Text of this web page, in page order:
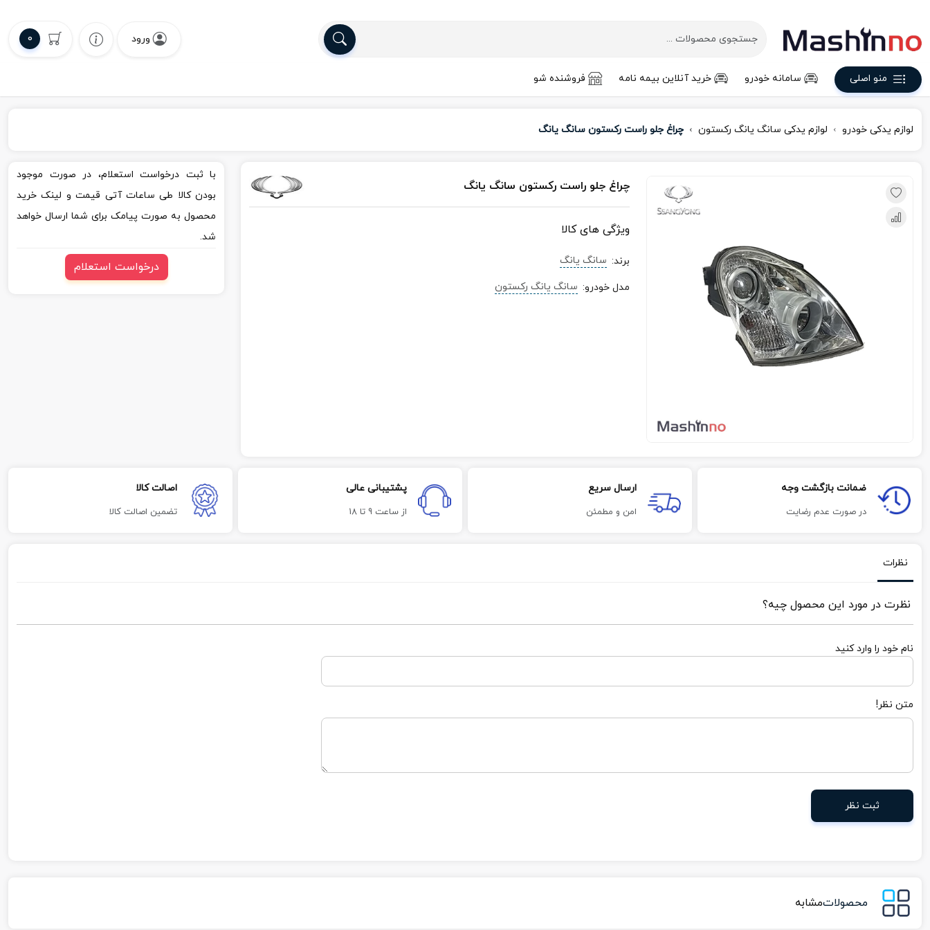
ورود 0
منو اصلی سامانه خودرو خرید آنلاین بیمه نامه فروشنده شو
لوازم یدکی خودرو لوازم یدکی سانگ یانگ رکستون چراغ جلو راست رکستون سانگ یانگ
چراغ جلو راست رکستون سانگ یانگ
ویژگی های کالا
برند: سانگ یانگ
مدل خودرو: سانگ یانگ رکستون
با ثبت درخواست استعلام، در صورت موجود
بودن کالا طی ساعات آتی قیمت و لینک خرید
محصول به صورت پیامک برای شما ارسال خواهد
شد.
درخواست استعلام
ضمانت بازگشت وجه
در صورت عدم رضایت
ارسال سریع
امن و مطمئن
پشتیبانی عالی
از ساعت 9 تا 18
اصالت کالا
تضمین اصالت کالا
نظرات
نظرت در مورد این محصول چیه؟
نام خود را وارد کنید
متن نظر!
ثبت نظر
محصولاتمشابه